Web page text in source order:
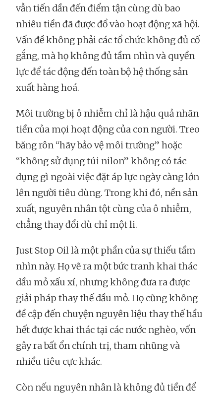
vẫn tiến dần đến điểm tận cùng dù bao
nhiêu tiền đã được đổ vào hoạt động xã hội.
Vấn đề không phải các tổ chức không đủ cố
gắng, mà họ không đủ tầm nhìn và quyền
lực để tác động đến toàn bộ hệ thống sản
xuất hàng hoá.
Môi trường bị ô nhiễm chỉ là hậu quả nhãn
tiền của mọi hoạt động của con người. Treo
băng rôn “hãy bảo vệ môi trường” hoặc
“không sử dụng túi nilon” không có tác
dụng gì ngoài việc đặt áp lực ngày càng lớn
lên người tiêu dùng. Trong khi đó, nền sản
xuất, nguyên nhân tột cùng của ô nhiễm,
chẳng thay đổi dù chỉ một li.
Just Stop Oil là một phần của sự thiếu tầm
nhìn này. Họ vẽ ra một bức tranh khai thác
dầu mỏ xấu xí, nhưng không đưa ra được
giải pháp thay thế dầu mỏ. Họ cũng không
đề cập đến chuyện nguyên liệu thay thế hầu
hết được khai thác tại các nước nghèo, vốn
gây ra bất ổn chính trị, tham nhũng và
nhiều tiêu cực khác.
Còn nếu nguyên nhân là không đủ tiền để